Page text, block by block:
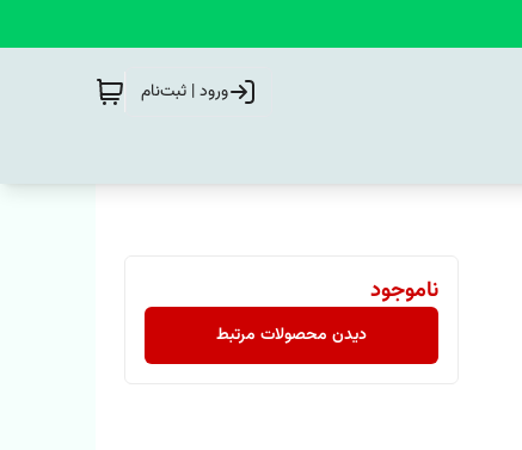
ورود | ثبت‌نام
ناموجود
دیدن محصولات مرتبط